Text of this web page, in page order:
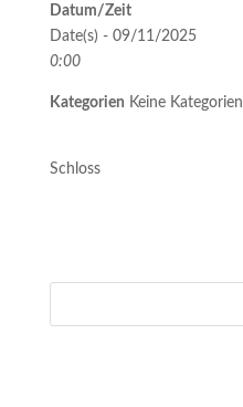
Datum/Zeit
Date(s) - 09/11/2025
0:00
Kategorien Keine Kategorien
Schloss